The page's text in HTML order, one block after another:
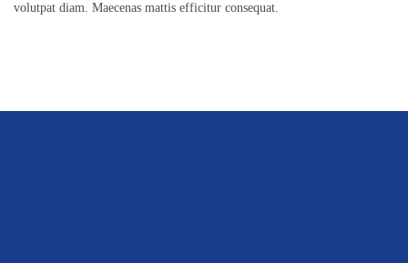
volutpat diam. Maecenas mattis efficitur consequat.